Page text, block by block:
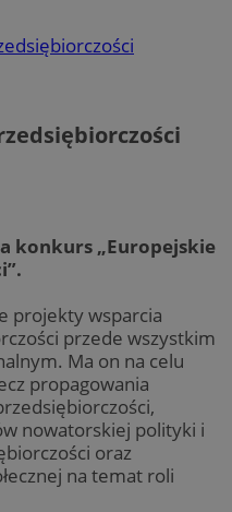
konkurs „Europejskie
projekty wsparcia
przede wszystkim
Ma on na celu
propagowania
nowatorskiej polityki i
oraz
na temat roli